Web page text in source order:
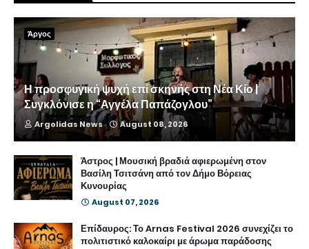
Άργος
Η προσφυγική ψυχή επί σκηνής στη Νέα Κίο |
Συγκλόνισε η “Αγγέλα Παπάζογλου”
Argolidas News August 08, 2026
Άστρος | Μουσική βραδιά αφιερωμένη στον
Βασίλη Τσιτσάνη από τον Δήμο Βόρειας
Κυνουρίας
August 07, 2026
Επίδαυρος: Το Arnas Festival 2026 συνεχίζει το
πολιτιστικό καλοκαίρι με άρωμα παράδοσης